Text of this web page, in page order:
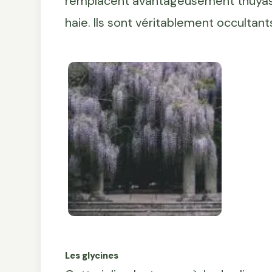
haie. Ils sont véritablement
Les glycines